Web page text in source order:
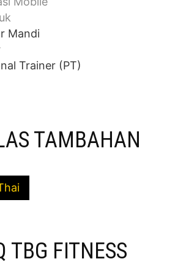
Mandi
Trainer (PT)
TAMBAHAN
TBG FITNESS